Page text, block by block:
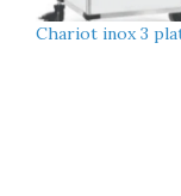
Chariot inox 3